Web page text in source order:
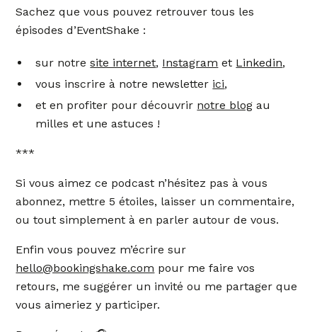
Sachez que vous pouvez retrouver tous les
épisodes d’EventShake :
sur notresite internet, Instagram et Linkedin,
vous inscrire à notre newsletter ici,
et en profiter pour découvrir notre blog au
milles et une astuces !
***
Si vous aimez ce podcast n’hésitez pas à vous
abonnez, mettre 5 étoiles, laisser un commentaire,
ou tout simplement à en parler autour de vous.
Enfin vous pouvez m’écrire sur
hello@bookingshake.com pour me faire vos
retours, me suggérer un invité ou me partager que
vous aimeriez y participer.